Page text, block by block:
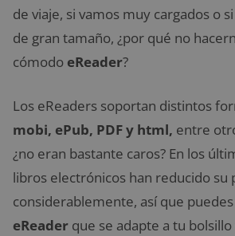
de viaje, si vamos muy cargados o
de gran tamaño, ¿por qué no
cómodo eReader?
Los eReaders soportan distintos
mobi, ePub, PDF y html, entre
¿no eran bastante caros? En los
libros electrónicos han reducido su
considerablemente, así que
eReader que se adapte a tu